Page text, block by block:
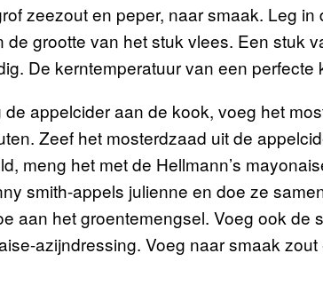
zeezout en peper, naar smaak. Leg in
grootte van het stuk vlees. Een stuk
De kerntemperatuur van een perfecte
appelcider aan de kook, voeg het
Zeef het mosterdzaad uit de
meng het met de Hellmann’s
smith-appels julienne en doe ze
aan het groentemengsel. Voeg ook de
azijndressing. Voeg naar smaak